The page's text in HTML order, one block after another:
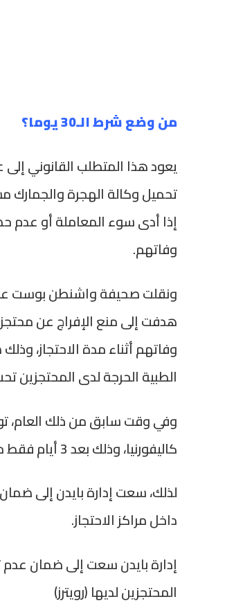
من وضع شرط الـ30 يوما؟
تحميل وكالة الهجرة والجمارك
إذا أدى سوء المعاملة أو عدم
وفاتهم.
ونقلت صحيفة واشنطن بوست عن
هدفت إلى منع الإفراج عن
وفاتهم أثناء مدة الاحتجاز،
الطبية الحرجة لدى المحتجزين
وفي وقت سابق من ذلك العام،
كاليفورنيا، وذلك بعد 3 أيام فقط من إطلاق سراحه من قِبل وكالة الهجرة والجمارك الأمريكية.
لذلك، سعت إدارة بايدن إلى
داخل مراكز الاحتجاز.
إدارة بايدن سعت إلى ضمان
المحتجزين لديها (رويترز)